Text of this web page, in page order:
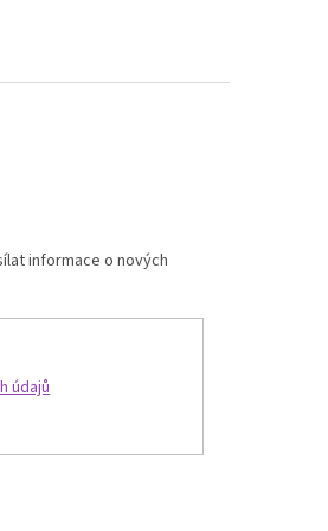
informace o nových
údajů